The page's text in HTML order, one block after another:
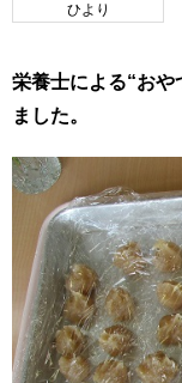
ひより
栄養士による“お
ました。